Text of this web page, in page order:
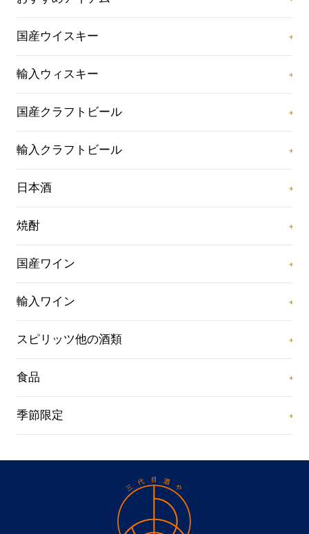
国産ウイスキー
輸入ウィスキー
国産クラフトビール
輸入クラフトビール
日本酒
焼酎
国産ワイン
輸入ワイン
スピリッツ他の酒類
食品
季節限定